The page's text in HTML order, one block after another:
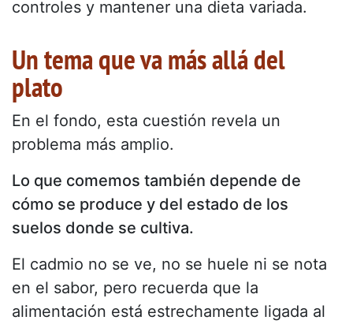
controles y mantener una dieta variada.
Un tema que va más allá del
plato
En el fondo, esta cuestión revela un
problema más amplio.
Lo que comemos también depende de
cómo se produce y del estado de los
suelos donde se cultiva.
El cadmio no se ve, no se huele ni se nota
en el sabor, pero recuerda que la
alimentación está estrechamente ligada al